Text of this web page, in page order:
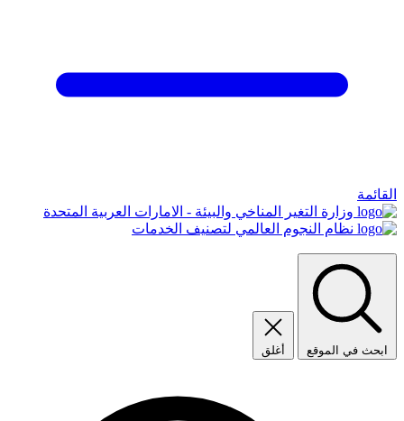
القائمة
وزارة التغير المناخي والبيئة - الامارات العربية المتحدة
نظام النجوم العالمي لتصنيف الخدمات
ابحث في الموقع أغلق